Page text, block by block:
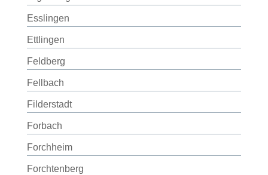
Esslingen
Ettlingen
Feldberg
Fellbach
Filderstadt
Forbach
Forchheim
Forchtenberg